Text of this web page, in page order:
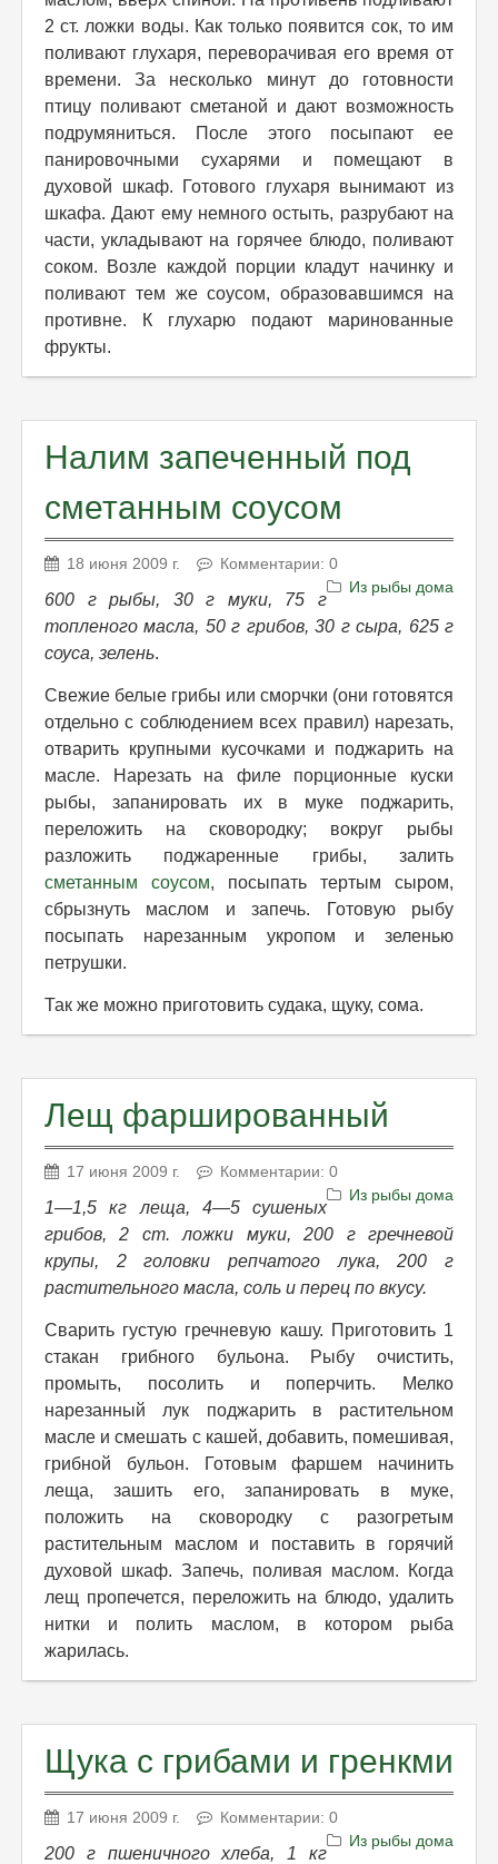
2 ст. ложки воды. Как только появится сок, то им
поливают глухаря, переворачивая его время от
времени. За несколько минут до готовности
птицу поливают сметаной и дают возможность
подрумяниться. После этого посыпают ее
панировочными сухарями и помещают в
духовой шкаф. Готового глухаря вынимают из
шкафа. Дают ему немного остыть, разрубают на
части, укладывают на горячее блюдо, поливают
соком. Возле каждой порции кладут начинку и
поливают тем же соусом, образовавшимся на
противне. К глухарю подают маринованные
фрукты.
Налим запеченный под
сметанным соусом
18 июня 2009 г.
Комментарии: 0
Из рыбы дома
600 г рыбы, 30 г муки, 75 г
топленого масла, 50 г грибов, 30 г сыра, 625 г
соуса, зелень.
Свежие белые грибы или сморчки (они готовятся
отдельно с соблюдением всех правил) нарезать,
отварить крупными кусочками и поджарить на
масле. Нарезать на филе порционные куски
рыбы, запанировать их в муке поджарить,
переложить на сковородку; вокруг рыбы
разложить поджаренные грибы, залить
сметанным соусом, посыпать тертым сыром,
сбрызнуть маслом и запечь. Готовую рыбу
посыпать нарезанным укропом и зеленью
петрушки.
Так же можно приготовить судака, щуку, сома.
Лещ фаршированный
17 июня 2009 г.
Комментарии: 0
Из рыбы дома
1—1,5 кг леща, 4—5 сушеных
грибов, 2 ст. ложки муки, 200 г гречневой
крупы, 2 головки репчатого лука, 200 г
растительного масла, соль и перец по вкусу.
Сварить густую гречневую кашу. Приготовить 1
стакан грибного бульона. Рыбу очистить,
промыть, посолить и поперчить. Мелко
нарезанный лук поджарить в растительном
масле и смешать с кашей, добавить, помешивая,
грибной бульон. Готовым фаршем начинить
леща, зашить его, запанировать в муке,
положить на сковородку с разогретым
растительным маслом и поставить в горячий
духовой шкаф. Запечь, поливая маслом. Когда
лещ пропечется, переложить на блюдо, удалить
нитки и полить маслом, в котором рыба
жарилась.
Щука с грибами и гренкми
17 июня 2009 г.
Комментарии: 0
Из рыбы дома
200 г пшеничного хлеба, 1 кг